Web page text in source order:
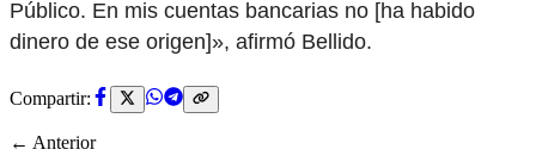
Público. En mis cuentas bancarias no [ha habido
dinero de ese origen]», afirmó Bellido.
Compartir:
← Anterior